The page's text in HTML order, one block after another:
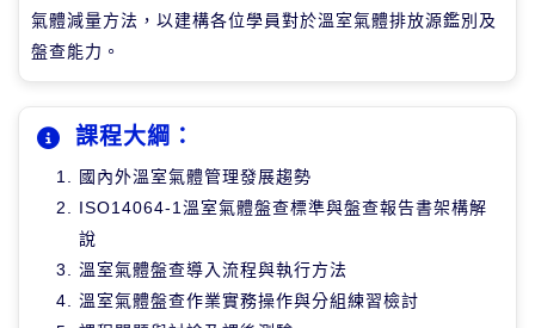
氣體減量方法，以建構各位學員對於溫室氣體排放源鑑別及
盤查能力。
課程大綱：
國內外溫室氣體管理發展趨勢
ISO14064-1溫室氣體盤查標準與盤查報告書架構解
說
溫室氣體盤查導入流程與執行方法
溫室氣體盤查作業實務操作與分組練習檢討